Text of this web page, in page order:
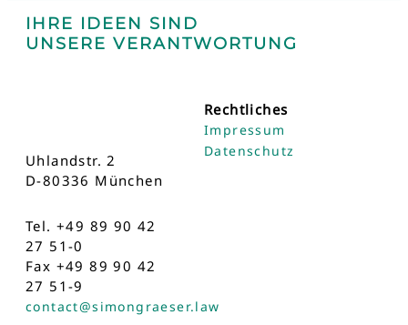
IHRE IDEEN SIND
UNSERE VERANTWORTUNG
Uhlandstr. 2
D-80336 München
Tel. +49 89 90 42
27 51-0
Fax +49 89 90 42
27 51-9
contact@simongraeser.law
Rechtliches
Impressum
Datenschutz